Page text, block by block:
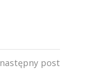
następny post